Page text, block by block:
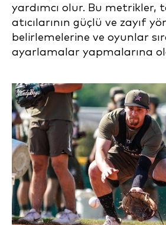
yardımcı olur. Bu metrikler,
atıcılarının güçlü ve zayıf
belirlemelerine ve oyunlar
ayarlamalar yapmalarına